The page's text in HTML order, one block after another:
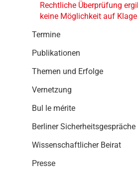
Rechtliche Überprüfung
keine Möglichkeit auf Klage
Termine
Publikationen
Themen und Erfolge
Vernetzung
Bul le mérite
Berliner Sicherheitsgespräche
Wissenschaftlicher Beirat
Presse